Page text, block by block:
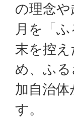
の理念
月を「
末を控
め、ふ
加自治
す。